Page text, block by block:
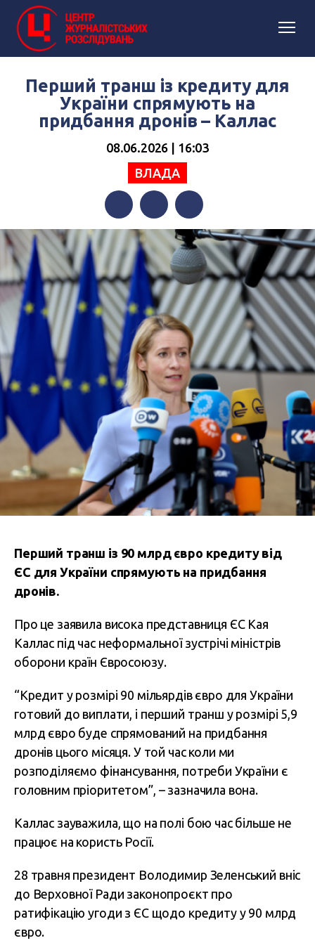
Перший транш із кредиту для
України спрямують на
придбання дронів – Каллас
08.06.2026 | 16:03
ВЛАДА
FacebookTwitterTelegram
Перший транш із 90 млрд євро кредиту від
ЄС для України спрямують на придбання
дронів.
Про це заявила висока представниця ЄС Кая
Каллас під час неформальної зустрічі міністрів
оборони країн Євросоюзу.
“Кредит у розмірі 90 мільярдів євро для України
готовий до виплати, і перший транш у розмірі 5,9
млрд євро буде спрямований на придбання
дронів цього місяця. У той час коли ми
розподіляємо фінансування, потреби України є
головним пріоритетом”, – зазначила вона.
Каллас зауважила, що на полі бою час більше не
працює на користь Росії.
28 травня президент Володимир Зеленський вніс
до Верховної Ради законопроєкт про
ратифікацію угоди з ЄС щодо кредиту у 90 млрд
євро.